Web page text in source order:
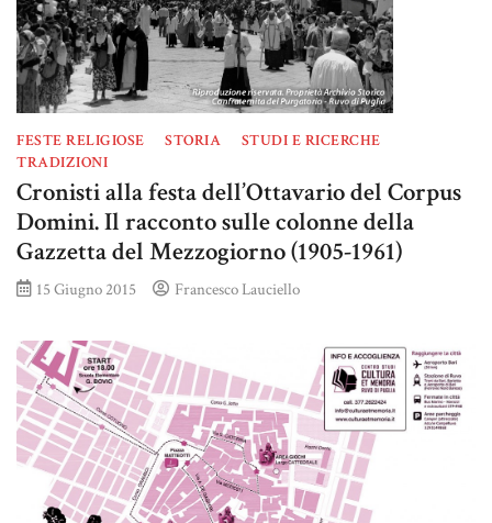
FESTE RELIGIOSE STORIA
STUDI E RICERCHE
TRADIZIONI
Cronisti alla festa dell’Ottavario del Corpus
Domini. Il racconto sulle colonne della
Gazzetta del Mezzogiorno (1905-1961)
15 Giugno 2015 Francesco Lauciello